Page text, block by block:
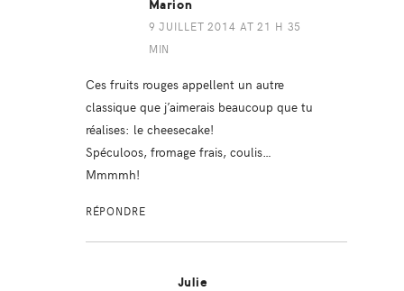
Marion
9 JUILLET 2014 AT 21 H 35
MIN
Ces fruits rouges appellent un autre
classique que j’aimerais beaucoup que tu
réalises: le cheesecake!
Spéculoos, fromage frais, coulis…
Mmmmh!
RÉPONDRE
Julie